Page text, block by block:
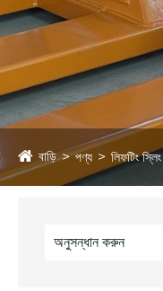
বাড়ি পণ্য লিফটিং স্লিং